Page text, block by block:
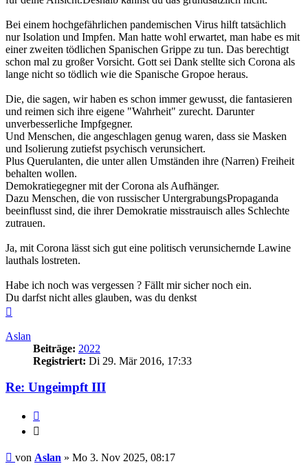
Bei einem hochgefährlichen pandemischen Virus hilft tatsächlich
nur Isolation und Impfen. Man hatte wohl erwartet, man habe es mit
einer zweiten tödlichen Spanischen Grippe zu tun. Das berechtigt
schon mal zu großer Vorsicht. Gott sei Dank stellte sich Corona als
lange nicht so tödlich wie die Spanische Gropoe heraus.
Die, die sagen, wir haben es schon immer gewusst, die fantasieren
und reimen sich ihre eigene "Wahrheit" zurecht. Darunter
unverbesserliche Impfgegner.
Und Menschen, die angeschlagen genug waren, dass sie Masken
und Isolierung zutiefst psychisch verunsichert.
Plus Querulanten, die unter allen Umständen ihre (Narren) Freiheit
behalten wollen.
Demokratiegegner mit der Corona als Aufhänger.
Dazu Menschen, die von russischer UntergrabungsPropaganda
beeinflusst sind, die ihrer Demokratie misstrauisch alles Schlechte
zutrauen.
Ja, mit Corona lässt sich gut eine politisch verunsichernde Lawine
lauthals lostreten.
Habe ich noch was vergessen ? Fällt mir sicher noch ein.
Du darfst nicht alles glauben, was du denkst
Aslan
Beiträge: 2022
Registriert: Di 29. Mär 2016, 17:33
Re: Ungeimpft III
Beitrag
von Aslan » Mo 3. Nov 2025, 08:17